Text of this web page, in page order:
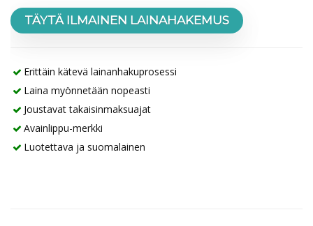
TÄYTÄ ILMAINEN LAINAHAKEMUS
Erittäin kätevä lainanhakuprosessi
Laina myönnetään nopeasti
Joustavat takaisinmaksuajat
Avainlippu-merkki
Luotettava ja suomalainen